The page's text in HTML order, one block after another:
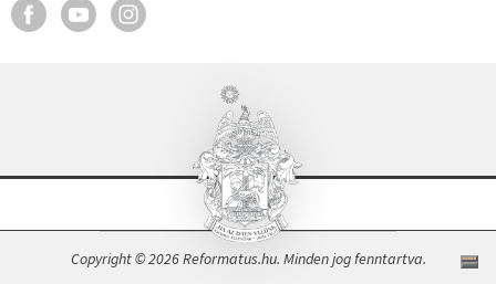
Copyright © 2026 Reformatus.hu. Minden jog fenntartva.